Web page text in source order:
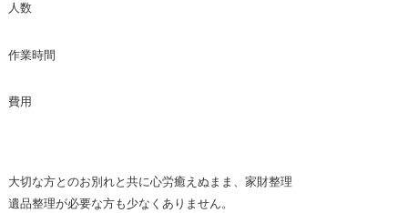
人数
作業時間
費用
大切な方とのお別れと共に心労癒えぬまま、家財整理
遺品整理が必要な方も少なくありません。